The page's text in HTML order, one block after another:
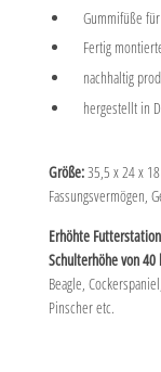
Gummifüße
Fertig
nachhaltig
hergestellt in
Größe:35,5 x 24 x
Fassungsvermögen,
Erhöhte
Schulterhöhe von
Beagle,
Pinscher etc.